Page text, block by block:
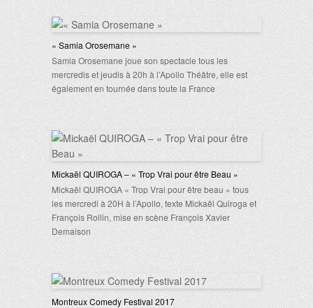
« Samia Orosemane »
Samia Orosemane joue son spectacle tous les
mercredis et jeudis à 20h à l’Apollo Théâtre, elle est
également en tournée dans toute la France
Mickaël QUIROGA – « Trop Vrai pour être Beau »
Mickaël QUIROGA « Trop Vrai pour être beau » tous
les mercredi à 20H à l’Apollo, texte Mickaêl Quiroga et
François Rollin, mise en scène François Xavier
Demaison
Montreux Comedy Festival 2017